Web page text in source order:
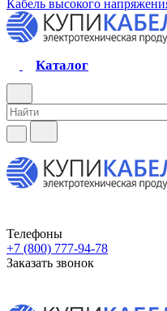
Кабель высокого
Каталог
Телефоны
+7 (800) 777-94-78
Заказать звонок